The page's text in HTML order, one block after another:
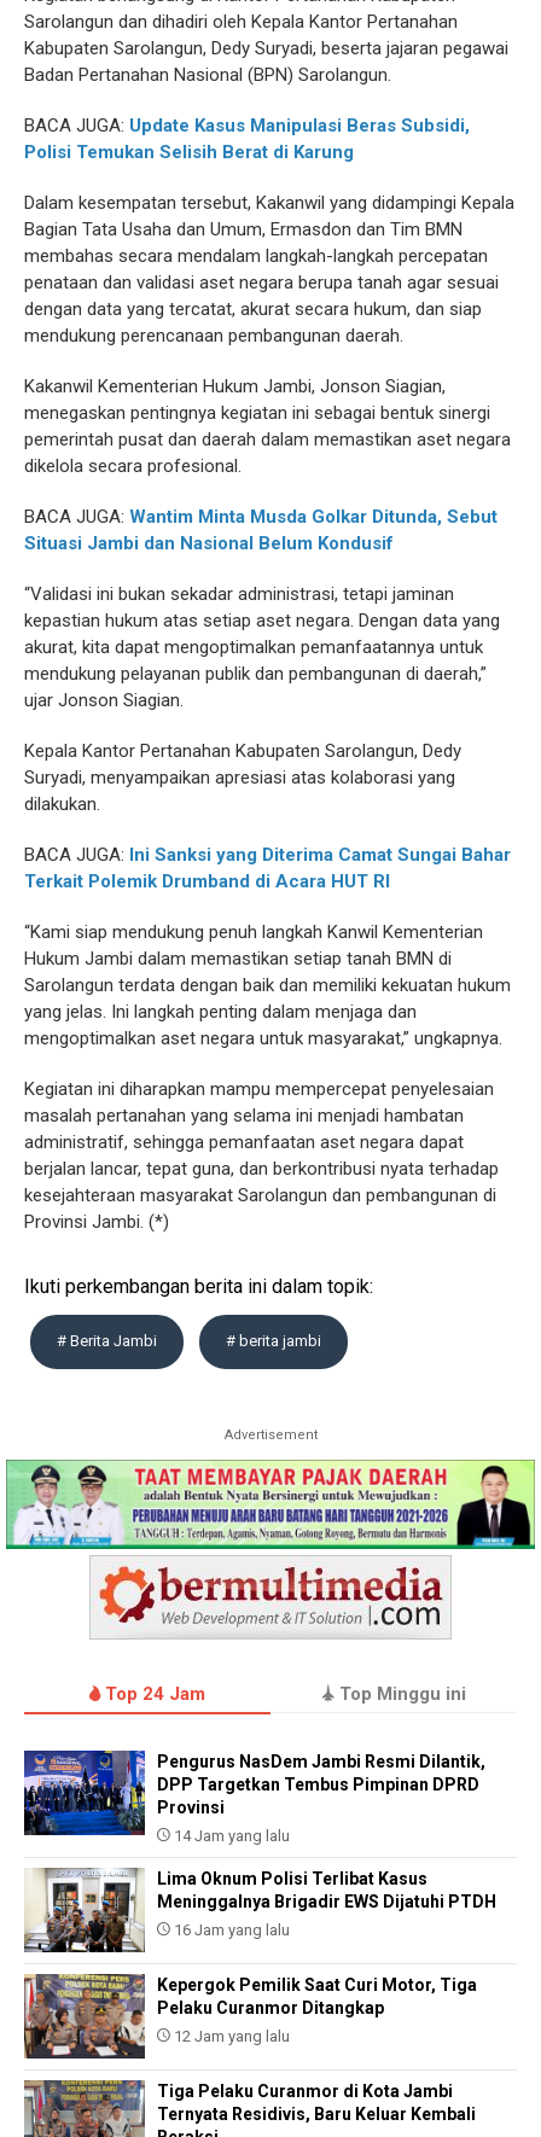
Sarolangun dan dihadiri oleh Kepala Kantor Pertanahan
Kabupaten Sarolangun, Dedy Suryadi, beserta jajaran pegawai
Badan Pertanahan Nasional (BPN) Sarolangun.
BACA JUGA: Update Kasus Manipulasi Beras Subsidi,
Polisi Temukan Selisih Berat di Karung
Dalam kesempatan tersebut, Kakanwil yang didampingi Kepala
Bagian Tata Usaha dan Umum, Ermasdon dan Tim BMN
membahas secara mendalam langkah-langkah percepatan
penataan dan validasi aset negara berupa tanah agar sesuai
dengan data yang tercatat, akurat secara hukum, dan siap
mendukung perencanaan pembangunan daerah.
Kakanwil Kementerian Hukum Jambi, Jonson Siagian,
menegaskan pentingnya kegiatan ini sebagai bentuk sinergi
pemerintah pusat dan daerah dalam memastikan aset negara
dikelola secara profesional.
BACA JUGA: Wantim Minta Musda Golkar Ditunda, Sebut
Situasi Jambi dan Nasional Belum Kondusif
“Validasi ini bukan sekadar administrasi, tetapi jaminan
kepastian hukum atas setiap aset negara. Dengan data yang
akurat, kita dapat mengoptimalkan pemanfaatannya untuk
mendukung pelayanan publik dan pembangunan di daerah,”
ujar Jonson Siagian.
Kepala Kantor Pertanahan Kabupaten Sarolangun, Dedy
Suryadi, menyampaikan apresiasi atas kolaborasi yang
dilakukan.
BACA JUGA: Ini Sanksi yang Diterima Camat Sungai Bahar
Terkait Polemik Drumband di Acara HUT RI
“Kami siap mendukung penuh langkah Kanwil Kementerian
Hukum Jambi dalam memastikan setiap tanah BMN di
Sarolangun terdata dengan baik dan memiliki kekuatan hukum
yang jelas. Ini langkah penting dalam menjaga dan
mengoptimalkan aset negara untuk masyarakat,” ungkapnya.
Kegiatan ini diharapkan mampu mempercepat penyelesaian
masalah pertanahan yang selama ini menjadi hambatan
administratif, sehingga pemanfaatan aset negara dapat
berjalan lancar, tepat guna, dan berkontribusi nyata terhadap
kesejahteraan masyarakat Sarolangun dan pembangunan di
Provinsi Jambi. (*)
Ikuti perkembangan berita ini dalam topik:
# Berita Jambi # berita jambi
Advertisement
Top 24 Jam Top Minggu ini
Pengurus NasDem Jambi Resmi Dilantik,
DPP Targetkan Tembus Pimpinan DPRD
Provinsi
14 Jam yang lalu
Lima Oknum Polisi Terlibat Kasus
Meninggalnya Brigadir EWS Dijatuhi PTDH
16 Jam yang lalu
Kepergok Pemilik Saat Curi Motor, Tiga
Pelaku Curanmor Ditangkap
12 Jam yang lalu
Tiga Pelaku Curanmor di Kota Jambi
Ternyata Residivis, Baru Keluar Kembali